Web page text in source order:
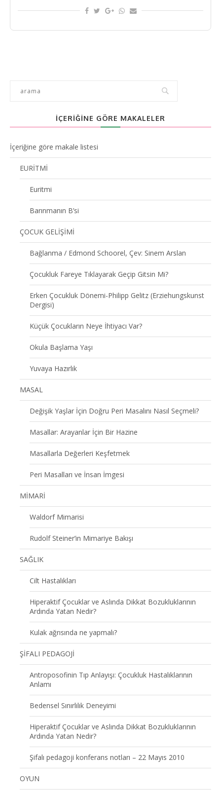
İÇERİĞİNE GÖRE MAKALELER
İçeriğine göre makale listesi
EURİTMİ
Euritmi
Barınmanın B’si
ÇOCUK GELİŞİMİ
Bağlanma / Edmond Schoorel, Çev: Sinem Arslan
Çocukluk Fareye Tıklayarak Geçip Gitsin Mi?
Erken Çocukluk Dönemi-Philipp Gelitz (Erziehungskunst
Dergisi)
Küçük Çocukların Neye İhtiyacı Var?
Okula Başlama Yaşı
Yuvaya Hazırlık
MASAL
Değişik Yaşlar İçin Doğru Peri Masalını Nasıl Seçmeli?
Masallar: Arayanlar İçin Bir Hazine
Masallarla Değerleri Keşfetmek
Peri Masalları ve İnsan İmgesi
MİMARİ
Waldorf Mimarisi
Rudolf Steiner’in Mimariye Bakışı
SAĞLIK
Cilt Hastalıkları
Hiperaktif Çocuklar ve Aslında Dikkat Bozukluklarının
Ardında Yatan Nedir?
Kulak ağrısında ne yapmalı?
ŞİFALI PEDAGOJİ
Antroposofinin Tıp Anlayışı: Çocukluk Hastalıklarının
Anlamı
Bedensel Sınırlılık Deneyimi
Hiperaktif Çocuklar ve Aslında Dikkat Bozukluklarının
Ardında Yatan Nedir?
Şifalı pedagoji konferans notları – 22 Mayıs 2010
OYUN